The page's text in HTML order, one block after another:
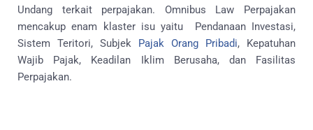
Undang terkait perpajakan. Omnibus Law Perpajakan
mencakup enam klaster isu yaitu Pendanaan Investasi,
Sistem Teritori, Subjek Pajak Orang Pribadi, Kepatuhan
Wajib Pajak, Keadilan Iklim Berusaha, dan Fasilitas
Perpajakan.